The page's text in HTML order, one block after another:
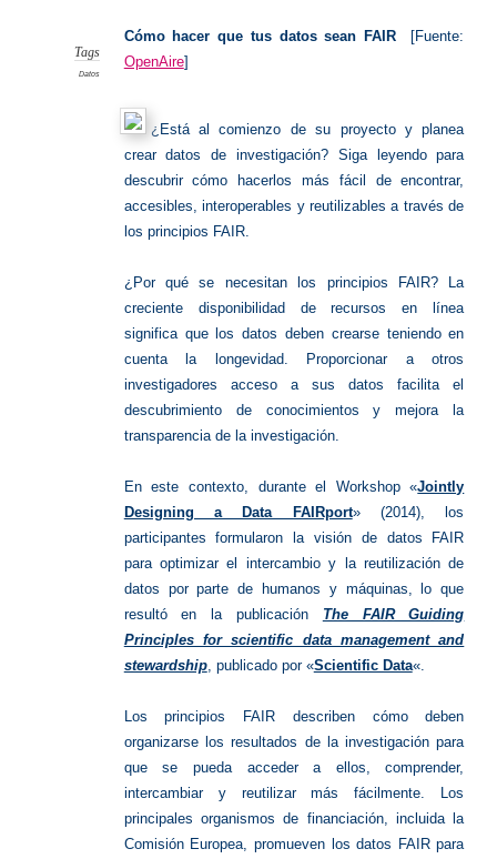
Tags
Datos
Cómo hacer que tus datos sean FAIR
[Fuente:
OpenAire]
¿Está al comienzo de su proyecto y planea
crear datos de investigación? Siga leyendo para
descubrir cómo hacerlos más fácil de encontrar,
accesibles, interoperables y reutilizables a través de
los principios FAIR.
¿Por qué se necesitan los principios FAIR? La
creciente disponibilidad de recursos en línea
significa que los datos deben crearse teniendo en
cuenta la longevidad. Proporcionar a otros
investigadores acceso a sus datos facilita el
descubrimiento de conocimientos y mejora la
transparencia de la investigación.
En este contexto, durante el Workshop «Jointly
Designing a Data FAIRport» (2014), los
participantes formularon la visión de datos FAIR
para optimizar el intercambio y la reutilización de
datos por parte de humanos y máquinas, lo que
resultó en la publicación The FAIR Guiding
Principles for scientific data management and
stewardship, publicado por «Scientific Data«.
Los principios FAIR describen cómo deben
organizarse los resultados de la investigación para
que se pueda acceder a ellos, comprender,
intercambiar y reutilizar más fácilmente. Los
principales organismos de financiación, incluida la
Comisión Europea, promueven los datos FAIR para